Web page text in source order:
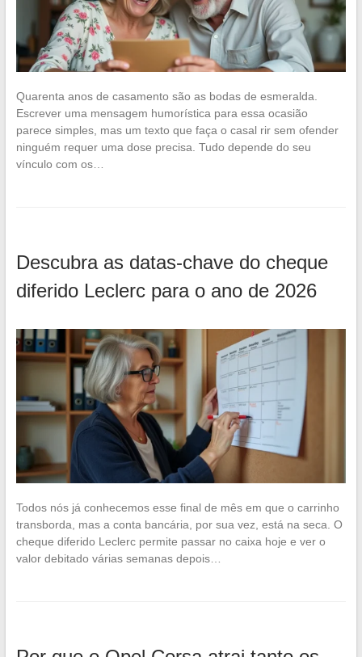
Quarenta anos de casamento são as bodas de esmeralda.
Escrever uma mensagem humorística para essa ocasião
parece simples, mas um texto que faça o casal rir sem ofender
ninguém requer uma dose precisa. Tudo depende do seu
vínculo com os…
Descubra as datas-chave do cheque
diferido Leclerc para o ano de 2026
Todos nós já conhecemos esse final de mês em que o carrinho
transborda, mas a conta bancária, por sua vez, está na seca. O
cheque diferido Leclerc permite passar no caixa hoje e ver o
valor debitado várias semanas depois…